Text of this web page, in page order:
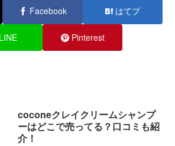
Facebook はてブ
LINE Pinterest
coconeクレイクリームシャンプ
ーはどこで売ってる？口コミも紹
介！